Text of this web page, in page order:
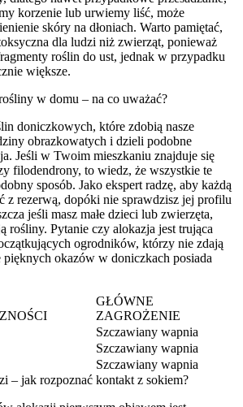
korzenie lub urwiemy liść, może
skóry na dłoniach. Warto pamiętać,
dla ludzi niż zwierząt, ponieważ
roślin do ust, jednak w przypadku
większe.
w domu – na co uważać?
doniczkowych, które zdobią nasze
obrazkowatych i dzieli podobne
Jeśli w Twoim mieszkaniu znajduje się
filodendrony, to wiedz, że wszystkie te
sposób. Jako ekspert radzę, aby każdą
z rezerwą, dopóki nie sprawdzisz jej profilu
jeśli masz małe dzieci lub zwierzęta,
rośliny. Pytanie czy alokazja jest trująca
ogrodników, którzy nie zdają
pięknych okazów w doniczkach posiada
GŁÓWNE
ZAGROŻENIE
Szczawiany wapnia
Szczawiany wapnia
Szczawiany wapnia
– jak rozpoznać kontakt z sokiem?